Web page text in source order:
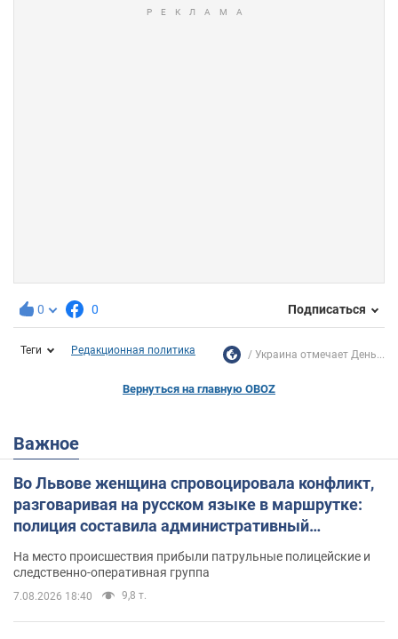
0 0 Подписаться
Теги Редакционная политика Украина отмечает День...
Вернуться на главную OBOZ
Важное
Во Львове женщина спровоцировала конфликт,
разговаривая на русском языке в маршрутке:
полиция составила административный
На место происшествия прибыли патрульные полицейские и
следственно-оперативная группа
7.08.2026 18:40 9,8 т.